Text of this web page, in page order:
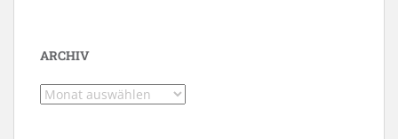
ARCHIV
Archiv